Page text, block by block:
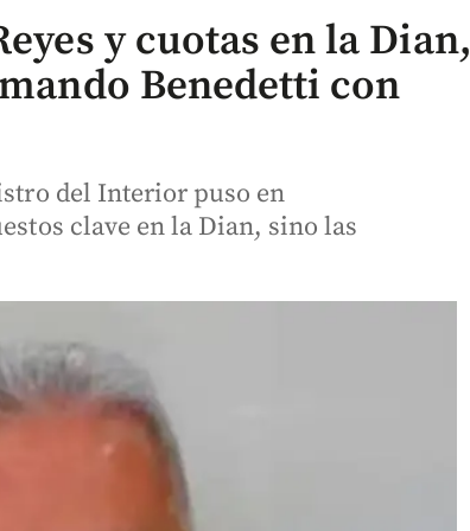
y cuotas en la Dian,
Benedetti con
del Interior puso en
clave en la Dian, sino las